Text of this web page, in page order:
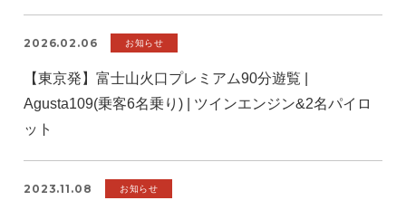
2026.02.06 お知らせ
【東京発】富士山火口プレミアム90分遊覧 |
Agusta109(乗客6名乗り) | ツインエンジン&2名パイロ
ット
2023.11.08 お知らせ